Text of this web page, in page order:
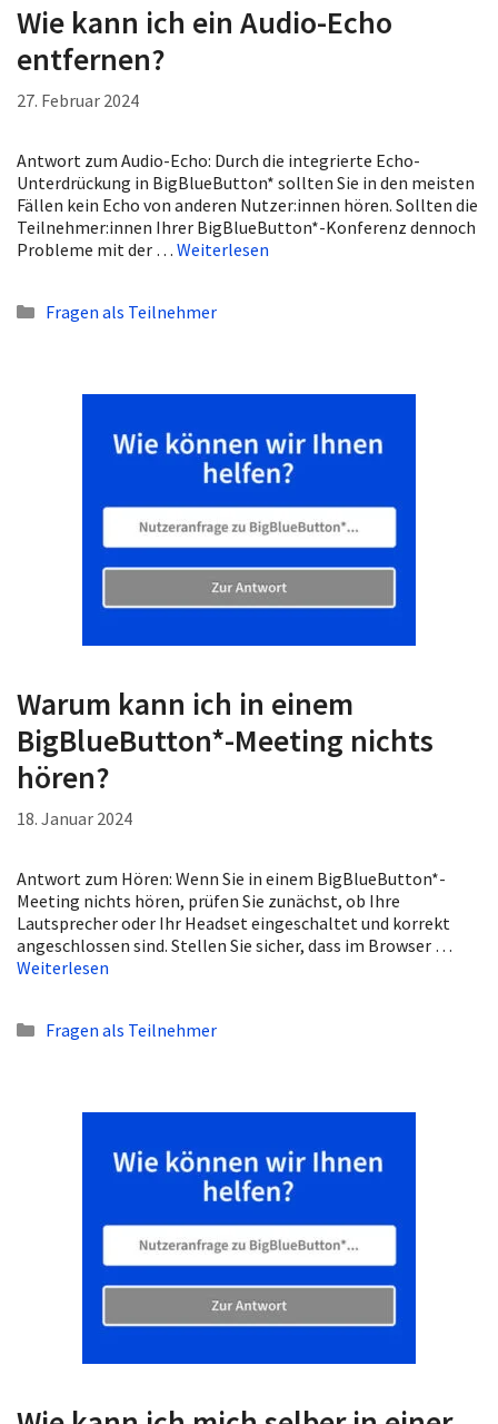
Wie kann ich ein Audio-Echo
entfernen?
27. Februar 2024
Antwort zum Audio-Echo: Durch die integrierte Echo-
Unterdrückung in BigBlueButton* sollten Sie in den meisten
Fällen kein Echo von anderen Nutzer:innen hören. Sollten die
Teilnehmer:innen Ihrer BigBlueButton*-Konferenz dennoch
Probleme mit der … Weiterlesen
Kategorien
Fragen als Teilnehmer
Warum kann ich in einem
BigBlueButton*-Meeting nichts
hören?
18. Januar 2024
Antwort zum Hören: Wenn Sie in einem BigBlueButton*-
Meeting nichts hören, prüfen Sie zunächst, ob Ihre
Lautsprecher oder Ihr Headset eingeschaltet und korrekt
angeschlossen sind. Stellen Sie sicher, dass im Browser …
Weiterlesen
Kategorien
Fragen als Teilnehmer